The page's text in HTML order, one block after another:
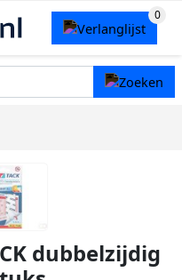
dubbelzijdig